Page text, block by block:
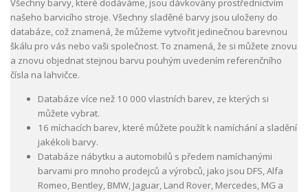
Všechny barvy, které dodáváme, jsou dávkovány prostřednictvím
našeho barvicího stroje. Všechny sladěné barvy jsou uloženy do
databáze, což znamená, že můžeme vytvořit jedinečnou barevnou
škálu pro vás nebo vaši společnost. To znamená, že si můžete znovu
a znovu objednat stejnou barvu pouhým uvedením referenčního
čísla na lahvičce.
Databáze více než 10 000 vlastních barev, ze kterých si
můžete vybrat.
16 míchacích barev, které můžete použít k namíchání a sladění
jakékoli barvy.
Databáze nábytku a automobilů s předem namíchanými
barvami pro mnoho prodejců a výrobců, jako jsou DFS, Alfa
Romeo, Bentley, BMW, Jaguar, Land Rover, Mercedes, MG a